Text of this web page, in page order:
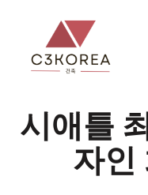
시애틀
자인